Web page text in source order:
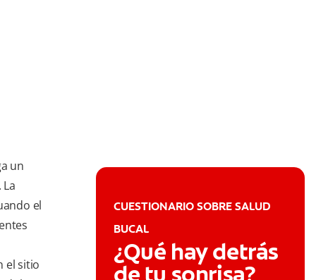
un
el
el sitio
CUESTIONARIO SOBRE SALUD
BUCAL
¿Qué hay detrás